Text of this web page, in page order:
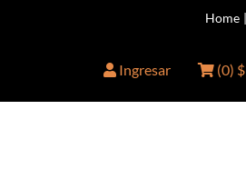
Home |
Ingresar (0)